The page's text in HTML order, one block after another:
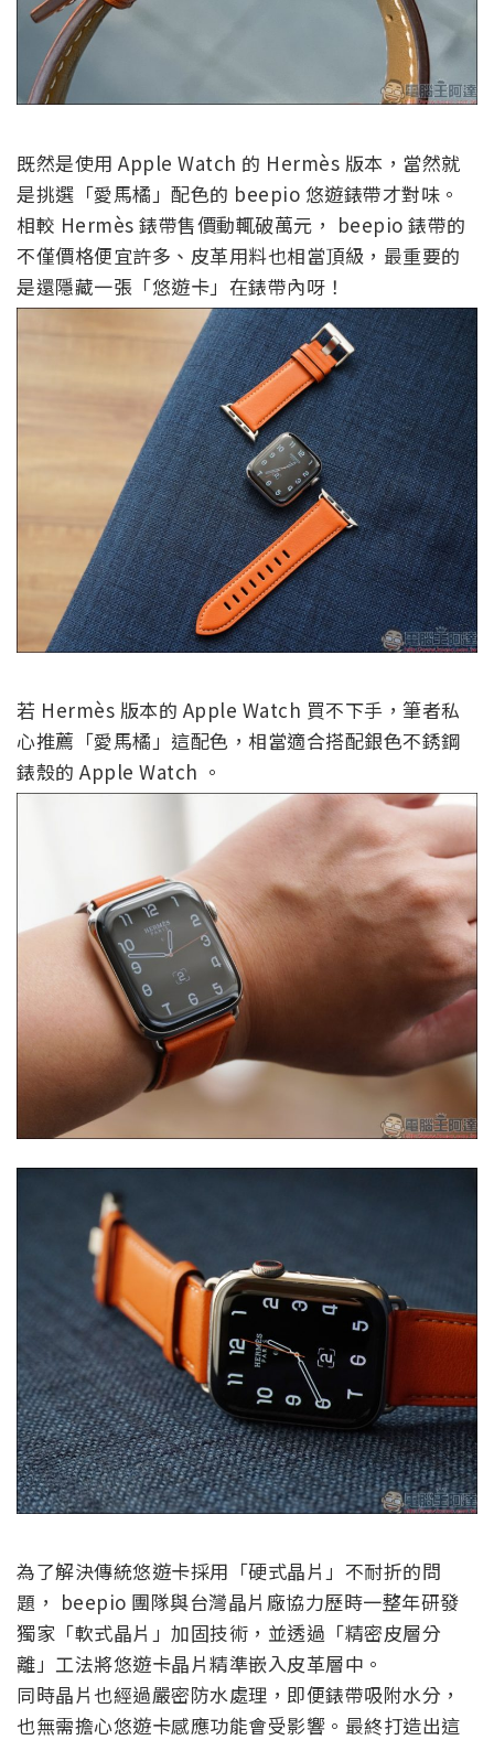
既然是使用 Apple Watch 的 Hermès 版本，當然就
是挑選「愛馬橘」配色的 beepio 悠遊錶帶才對味。
相較 Hermès 錶帶售價動輒破萬元， beepio 錶帶的
不僅價格便宜許多、皮革用料也相當頂級，最重要的
是還隱藏一張「悠遊卡」在錶帶內呀！
若 Hermès 版本的 Apple Watch 買不下手，筆者私
心推薦「愛馬橘」這配色，相當適合搭配銀色不銹鋼
錶殼的 Apple Watch 。
為了解決傳統悠遊卡採用「硬式晶片」不耐折的問
題， beepio 團隊與台灣晶片廠協力歷時一整年研發
獨家「軟式晶片」加固技術，並透過「精密皮層分
離」工法將悠遊卡晶片精準嵌入皮革層中。
同時晶片也經過嚴密防水處理，即便錶帶吸附水分，
也無需擔心悠遊卡感應功能會受影響。最終打造出這